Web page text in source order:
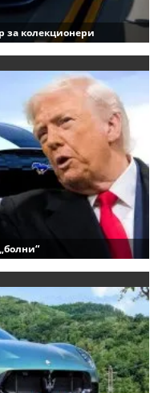
за колекционери